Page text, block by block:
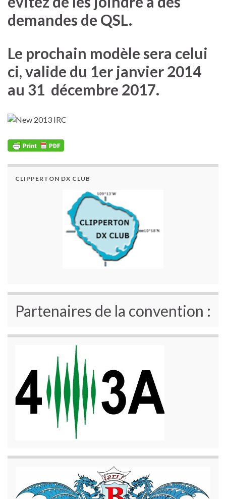
demandes de QSL.
Le prochain modèle sera celui
ci, valide du 1er janvier 2014
au 31 décembre 2017.
CLIPPERTON DX CLUB
Partenaires de la convention :